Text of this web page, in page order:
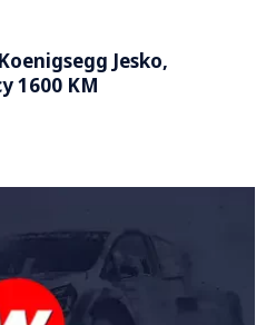
Jesko,
1600 KM